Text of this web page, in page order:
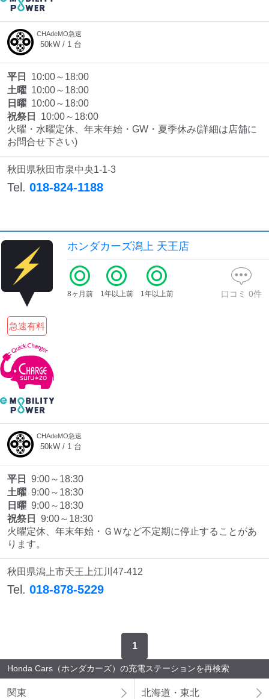
車種
検索する
CHAdeMO急速
50kW / 1 台
平日
10:00～18:00
土曜 10:00～18:00
日曜 10:00～18:00
祝祭日
10:00～18:00
火曜・水曜定休、年末年始・GW・夏季休み(詳細は店舗に
お問合せ下さい)
秋田県秋田市泉中央1-1-3
Tel. 018-824-1188
ホンダカーズ潟上 天王店
急速有料
8ヶ月前 1年以上前 1年以上前 口コミ 0件
CHAdeMO急速
50kW / 1 台
平日
9:00～18:30
土曜 9:00～18:30
日曜 9:00～18:30
祝祭日
9:00～18:30
火曜定休、年末年始・ＧＷなど不定期に停止することがあ
ります。
秋田県潟上市天王上江川47-412
Tel. 018-878-5229
1
Honda Cars（ホンダカーズ）の充電ステーションを再検索
関東 北海道・東北